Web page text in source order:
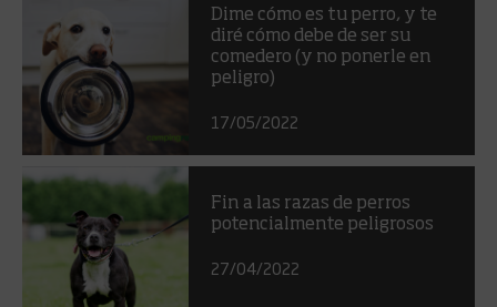
Dime cómo es tu perro, y te
diré cómo debe de ser su
comedero (y no ponerle en
peligro)
17/05/2022
Fin a las razas de perros
potencialmente peligrosos
27/04/2022